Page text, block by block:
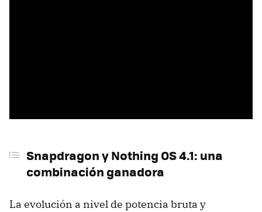
Snapdragon y Nothing OS 4.1: una
combinación ganadora
La evolución a nivel de potencia bruta y